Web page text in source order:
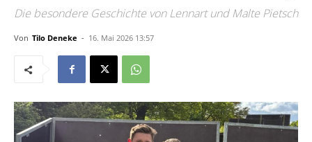
Die besondere Geschichte von Lennart und Malte Pietsch
Von Tilo Deneke - 16. Mai 2026 13:57